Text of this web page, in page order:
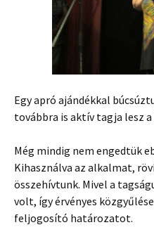
Egy apró ajándékkal
továbbra is aktív tagja lesz
Még mindig nem engedtük
Kihasználva az alkalmat,
összehívtunk. Mivel a
volt, így érvényes
feljogosító határozatot.